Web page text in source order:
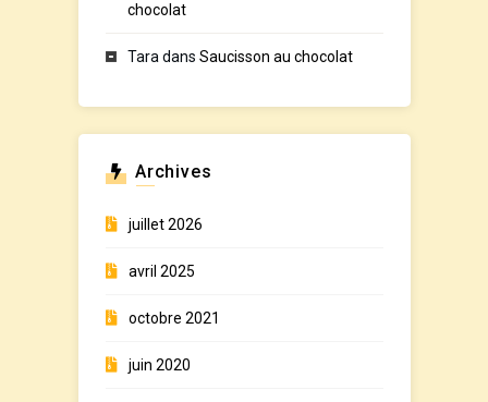
chocolat
Taradans Saucisson au chocolat
Archives
juillet 2026
avril 2025
octobre 2021
juin 2020